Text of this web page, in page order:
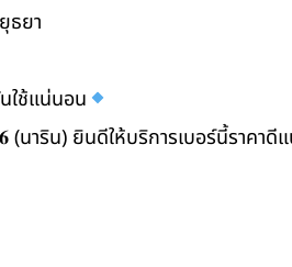
ธยา
ใช้แน่นอน
(นาริน) ยินดีให้บริการเบอร์นี้ราคาดี